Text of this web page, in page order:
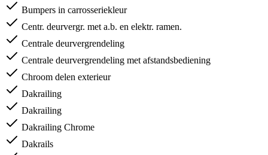
Bumpers in carrosseriekleur
Centr. deurvergr. met a.b. en elektr. ramen.
Centrale deurvergrendeling
Centrale deurvergrendeling met afstandsbediening
Chroom delen exterieur
Dakrailing
Dakrailing
Dakrailing Chrome
Dakrails